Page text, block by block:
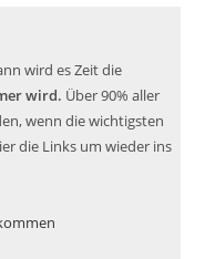
wird es Zeit die
wird. Über 90% aller
wenn die wichtigsten
die Links um wieder ins